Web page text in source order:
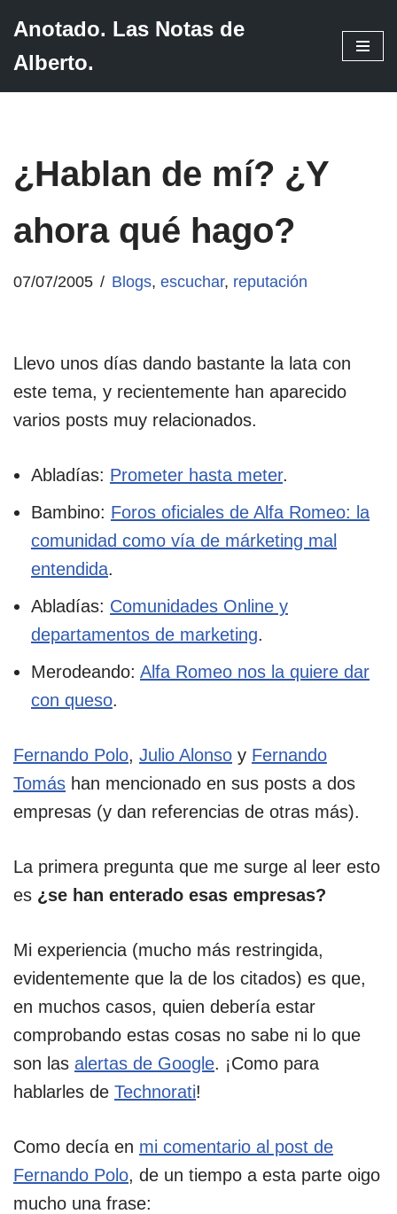
Saltar
Anotado. Las Notas de
Alberto.
¿Hablan de mí? ¿Y
ahora qué hago?
07/07/2005 Blogs, escuchar, reputación
Llevo unos días dando bastante la lata con
este tema, y recientemente han aparecido
varios posts muy relacionados.
Abladías: Prometer hasta meter.
Bambino: Foros oficiales de Alfa Romeo: la
comunidad como vía de márketing mal
entendida.
Abladías: Comunidades Online y
departamentos de marketing.
Merodeando: Alfa Romeo nos la quiere dar
con queso.
Fernando Polo, Julio Alonso y Fernando
Tomás han mencionado en sus posts a dos
empresas (y dan referencias de otras más).
La primera pregunta que me surge al leer esto
es ¿se han enterado esas empresas?
Mi experiencia (mucho más restringida,
evidentemente que la de los citados) es que,
en muchos casos, quien debería estar
comprobando estas cosas no sabe ni lo que
son las alertas de Google. ¡Como para
hablarles de Technorati!
Como decía en mi comentario al post de
Fernando Polo, de un tiempo a esta parte oigo
mucho una frase: